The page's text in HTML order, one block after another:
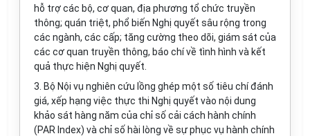
hỗ trợ các bộ, cơ quan, địa phương tổ chức truyền
thông; quán triệt, phổ biến Nghị quyết sâu rộng trong
các ngành, các cấp; tăng cường theo dõi, giám sát của
các cơ quan truyền thông, báo chí về tình hình và kết
quả thực hiện Nghị quyết.
3. Bộ Nội vụ nghiên cứu lồng ghép một số tiêu chí đánh
giá, xếp hạng việc thực thi Nghị quyết vào nội dung
khảo sát hàng năm của chỉ số cải cách hành chính
(PAR Index) và chỉ số hài lòng về sự phục vụ hành chính